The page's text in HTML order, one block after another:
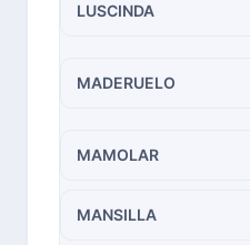
LUSCINDA
MADERUELO
MAMOLAR
MANSILLA